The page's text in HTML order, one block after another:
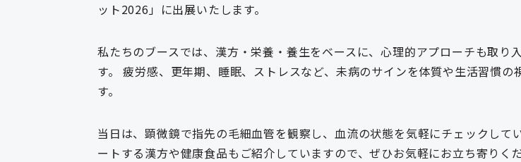
ット2026」に出展いたします。
私たちのブースでは、漢方・栄養・養生をベースに、心理的アプローチも取り
す。 疲労感、更年期、睡眠、ストレスなど、未病のサインを体質や生活習慣
す。
当日は、顕微鏡で指先の毛細血管を観察し、血流の状態を気軽にチェックし
ートする漢方や健康食品もご紹介していますので、ぜひお気軽にお立ち寄りくだ